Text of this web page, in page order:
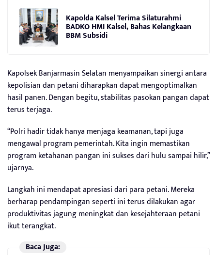
Kapolda Kalsel Terima Silaturahmi
BADKO HMI Kalsel, Bahas Kelangkaan
BBM Subsidi
Kapolsek Banjarmasin Selatan menyampaikan sinergi antara
kepolisian dan petani diharapkan dapat mengoptimalkan
hasil panen. Dengan begitu, stabilitas pasokan pangan dapat
terus terjaga.
“Polri hadir tidak hanya menjaga keamanan, tapi juga
mengawal program pemerintah. Kita ingin memastikan
program ketahanan pangan ini sukses dari hulu sampai hilir,”
ujarnya.
Langkah ini mendapat apresiasi dari para petani. Mereka
berharap pendampingan seperti ini terus dilakukan agar
produktivitas jagung meningkat dan kesejahteraan petani
ikut terangkat.
Baca Juga: